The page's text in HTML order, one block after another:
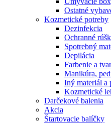
Ostatné
Kozmetické potreby
Dezinfekcia
Ochranné
Spotrebný
Depilácia
Farbenie a
Manikúra,
Iný materiál a
Kozmetické
Darčekové balenia
Akcia
Štartovacie balíčky